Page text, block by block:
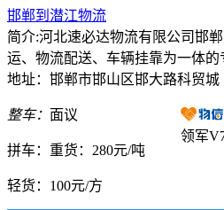
邯郸到潜江物流
简介:河北速必达物流有限公司邯
运、物流配送、车辆挂靠为一体
地址：邯郸市邯山区邯大路科贸城
整车： 面议
拼车： 重货：280元/吨
轻货： 100元/方
领军